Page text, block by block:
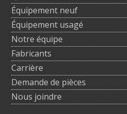
Équipement neuf
Équipement usagé
Notre équipe
Fabricants
Carrière
Demande de pièces
Nous joindre